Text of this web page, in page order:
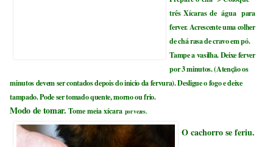
três Xícarasde água para
ferver. Acrescente uma colher
de chá rasa de cravo em pó.
Tampe a vasilha. Deixe ferver
por 3 minutos. (Atenção os
minutos devem ser contados depois do inicio da fervura). Desligue o fogo e deixe
tampado. Pode ser tomado quente, morno ou frio.
Modo de tomar. Tome meiaxícara por vezes.
O cachorro se feriu.